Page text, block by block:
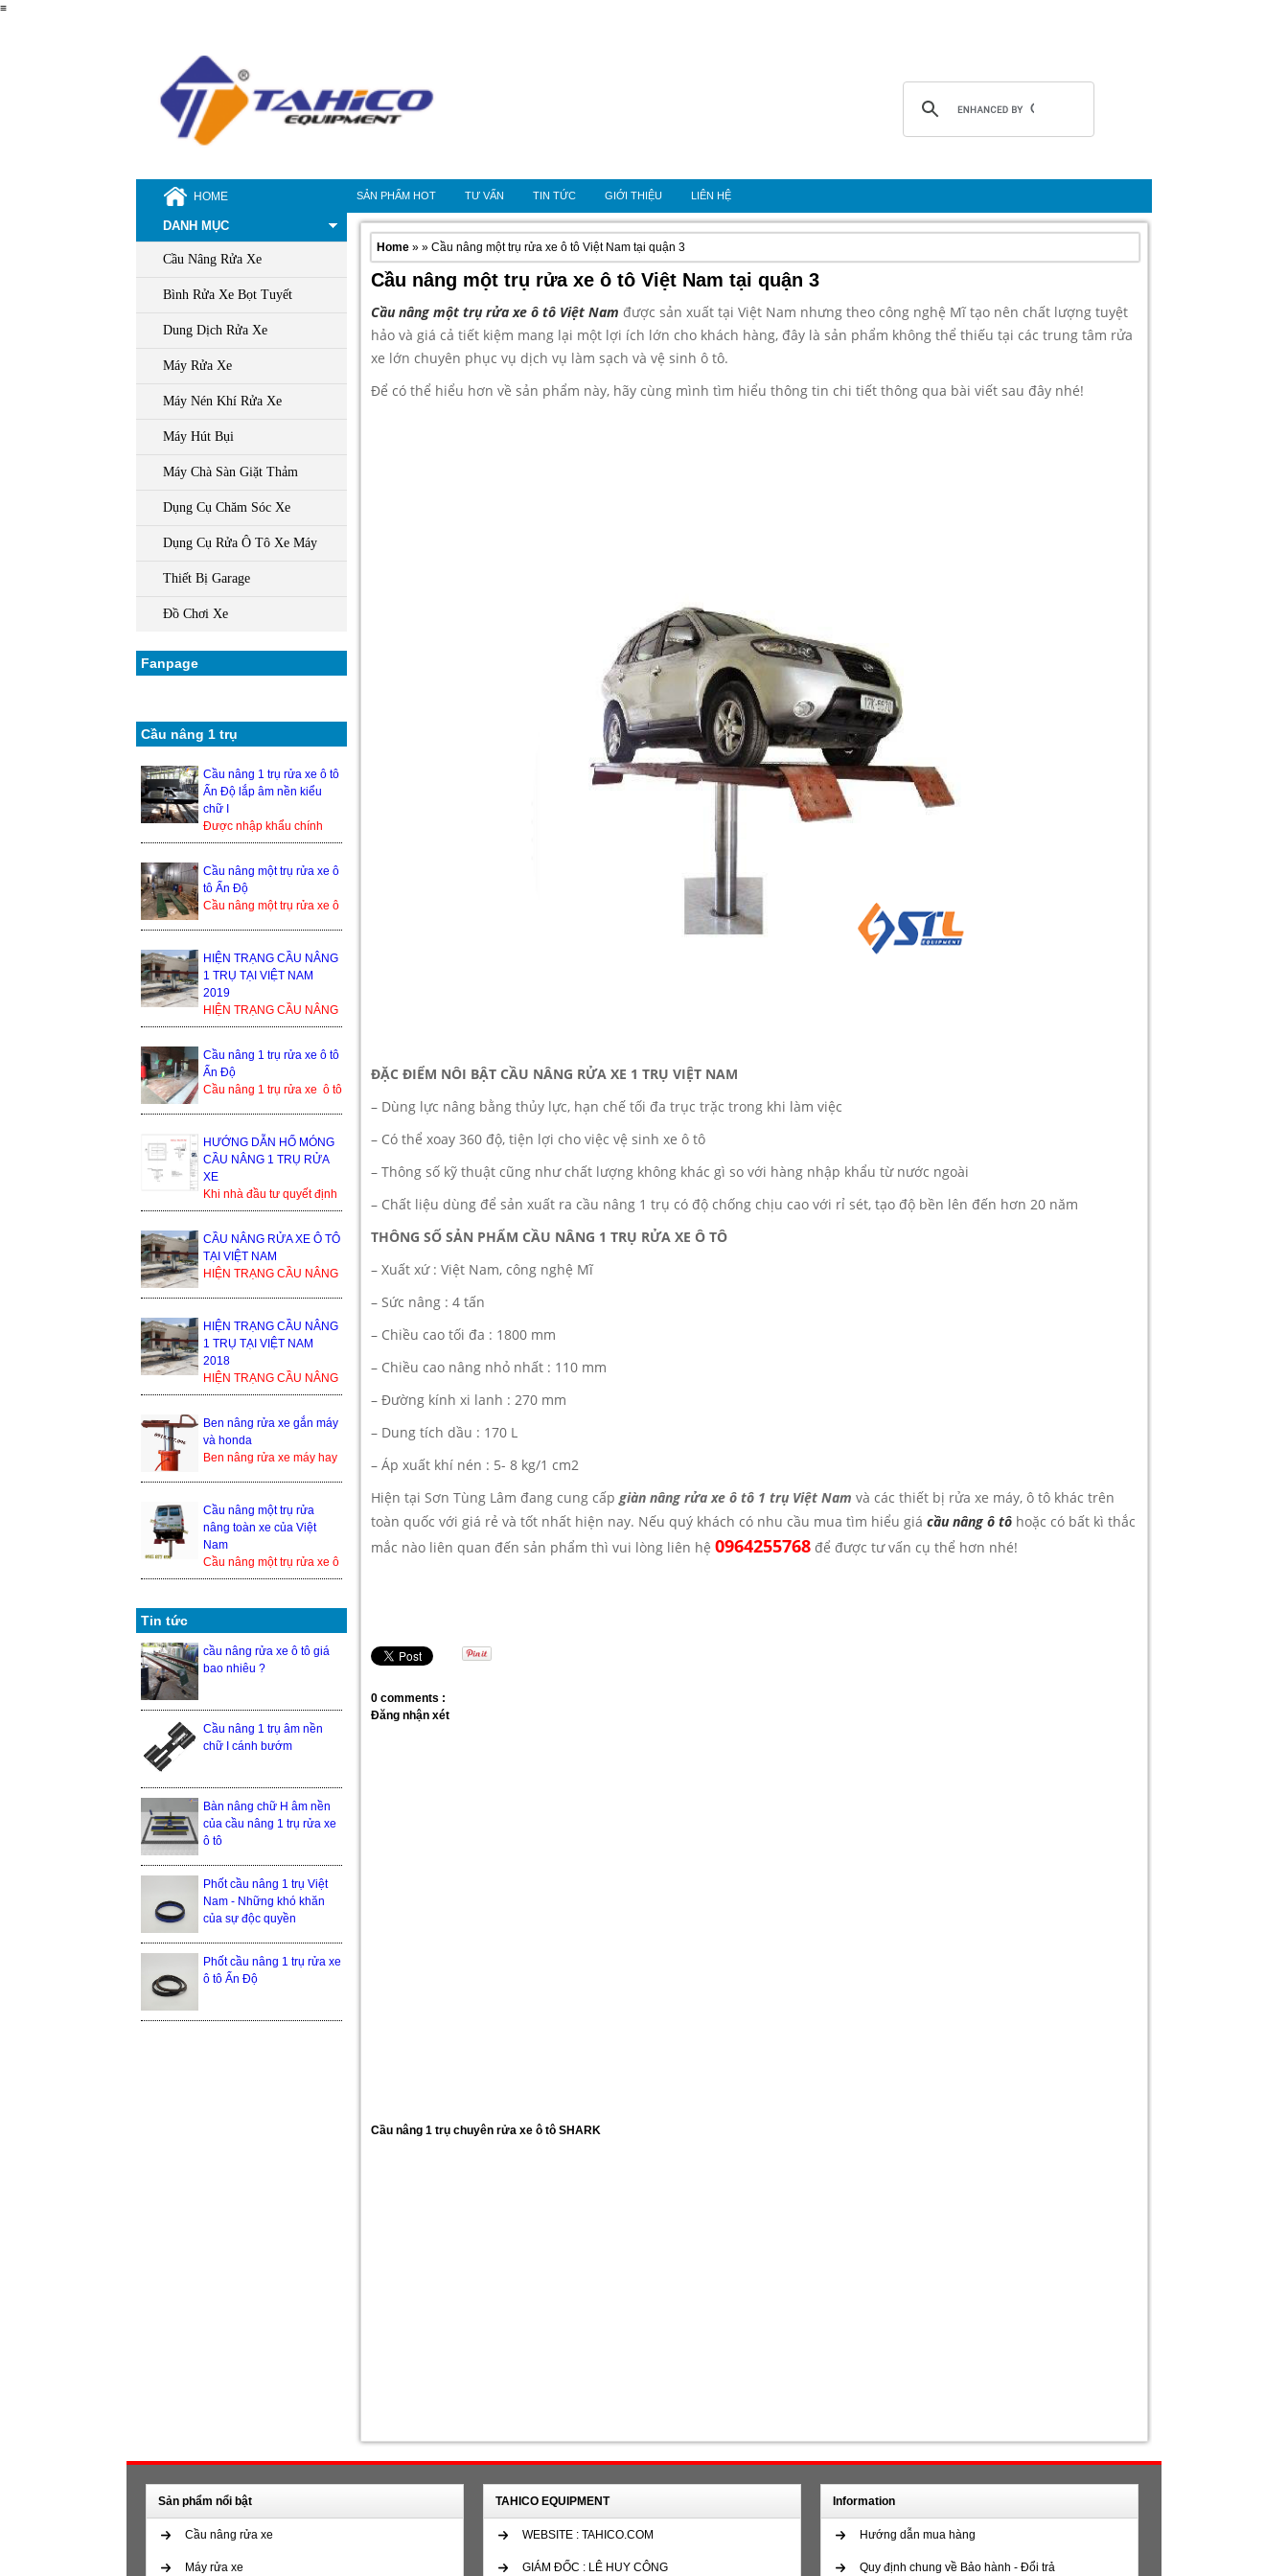
≡
HOME SẢN PHẨM HOT TƯ VẤN TIN TỨC GIỚI THIỆU LIÊN HỆ
DANH MỤC
Cầu Nâng Rửa Xe
Bình Rửa Xe Bọt Tuyết
Dung Dịch Rửa Xe
Máy Rửa Xe
Máy Nén Khí Rửa Xe
Máy Hút Bụi
Máy Chà Sàn Giặt Thảm
Dụng Cụ Chăm Sóc Xe
Dụng Cụ Rửa Ô Tô Xe Máy
Thiết Bị Garage
Đồ Chơi Xe
Fanpage
Cầu nâng 1 trụ
Cầu nâng 1 trụ rửa xe ô tô
Ấn Độ lắp âm nền kiểu
chữ I
Được nhập khẩu chính
hãng từ Ấn Độ, nên độ
nâng 1 trụ rửa xe ô ...
Cầu nâng một trụ rửa xe ô
tô Ấn Độ
Cầu nâng một trụ rửa xe ô
trong thị trường ...
HIỆN TRẠNG CẦU NÂNG
1 TRỤ TẠI VIỆT NAM
2019
HIỆN TRẠNG CẦU NÂNG
1 TRỤ TẠI VIỆT NAM
nâng xe ô tô, cầu nâng xe
1 trụ...
Cầu nâng 1 trụ rửa xe ô tô
Ấn Độ
Cầu nâng 1 trụ rửa xe ô tô
kiện sản xuất tạ...
HƯỚNG DẪN HỐ MÓNG
CẦU NÂNG 1 TRỤ RỬA
XE
Khi nhà đầu tư quyết định
lắp đặt cầu nâng 1 trụ, thì
bình thường họ sẽ nhận
được yêu cầu từ đơn ...
CẦU NÂNG RỬA XE Ô TÔ
TẠI VIỆT NAM
HIỆN TRẠNG CẦU NÂNG
nâng xe ô tô, cầu nâng xe
1 tr...
HIỆN TRẠNG CẦU NÂNG
1 TRỤ TẠI VIỆT NAM
2018
HIỆN TRẠNG CẦU NÂNG
1 TRỤ TẠI VIỆT NAM
2018 Trong thế giới cầu
nâng xe ô tô, cầu nâng xe
1 trụ ...
Ben nâng rửa xe gắn máy
và honda
Ben nâng rửa xe máy hay
thiết bị nâng hạ xe máy
đượ...
Cầu nâng một trụ rửa
nâng toàn xe của Việt
Nam
Cầu nâng một trụ rửa xe ô
tô nâng toàn xe của Việt
Tin tức
cầu nâng rửa xe ô tô giá
bao nhiêu ?
Cầu nâng 1 trụ âm nền
chữ I cánh bướm
Bàn nâng chữ H âm nền
của cầu nâng 1 trụ rửa xe
ô tô
Phốt cầu nâng 1 trụ Việt
Nam - Những khó khăn
của sự độc quyền
Phốt cầu nâng 1 trụ rửa xe
ô tô Ấn Độ
Home » » Cầu nâng một trụ rửa xe ô tô Việt Nam tại quận 3
Cầu nâng một trụ rửa xe ô tô Việt Nam tại quận 3
Cầu nâng một trụ rửa xe ô tô Việt Nam được sản xuất tại Việt Nam nhưng theo công nghệ Mĩ tạo nên chất lượng tuyệt
hảo và giá cả tiết kiệm mang lại một lợi ích lớn cho khách hàng, đây là sản phẩm không thể thiếu tại các trung tâm rửa
xe lớn chuyên phục vụ dịch vụ làm sạch và vệ sinh ô tô.
Để có thể hiểu hơn về sản phẩm này, hãy cùng mình tìm hiểu thông tin chi tiết thông qua bài viết sau đây nhé!
ĐẶC ĐIỂM NÔI BẬT CẦU NÂNG RỬA XE 1 TRỤ VIỆT NAM
– Dùng lực nâng bằng thủy lực, hạn chế tối đa trục trặc trong khi làm việc
– Có thể xoay 360 độ, tiện lợi cho việc vệ sinh xe ô tô
– Thông số kỹ thuật cũng như chất lượng không khác gì so với hàng nhập khẩu từ nước ngoài
– Chất liệu dùng để sản xuất ra cầu nâng 1 trụ có độ chống chịu cao với rỉ sét, tạo độ bền lên đến hơn 20 năm
THÔNG SỐ SẢN PHẨM CẦU NÂNG 1 TRỤ RỬA XE Ô TÔ
– Xuất xứ : Việt Nam, công nghệ Mĩ
– Sức nâng : 4 tấn
– Chiều cao tối đa : 1800 mm
– Chiều cao nâng nhỏ nhất : 110 mm
– Đường kính xi lanh : 270 mm
– Dung tích dầu : 170 L
– Áp xuất khí nén : 5- 8 kg/1 cm2
Hiện tại Sơn Tùng Lâm đang cung cấp giàn nâng rửa xe ô tô 1 trụ Việt Nam và các thiết bị rửa xe máy, ô tô khác trên
toàn quốc với giá rẻ và tốt nhất hiện nay. Nếu quý khách có nhu cầu mua tìm hiểu giá cầu nâng ô tô hoặc có bất kì thắc
mắc nào liên quan đến sản phẩm thì vui lòng liên hệ 0964255768 để được tư vấn cụ thể hơn nhé!
0 comments :
Đăng nhận xét
Cầu nâng 1 trụ chuyên rửa xe ô tô SHARK
Sản phẩm nổi bật
Cầu nâng rửa xe
Máy rửa xe
TAHICO EQUIPMENT
WEBSITE : TAHICO.COM
GIÁM ĐỐC : LÊ HUY CÔNG
Information
Hướng dẫn mua hàng
Quy định chung về Bảo hành - Đổi trả